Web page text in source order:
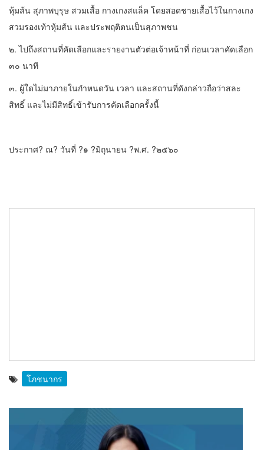
หุ้มส้น สุภาพบุรุษ สวมเสื้อ กางเกงสแล็ค โดยสอดชายเสื้อไว้ในกางเกง
สวมรองเท้าหุ้มส้น และประพฤติตนเป็นสุภาพชน
๒. ไปถึงสถานที่คัดเลือกและรายงานตัวต่อเจ้าหน้าที่ ก่อนเวลาคัดเลือก
๓๐ นาที
๓. ผู้ใดไม่มาภายในกำหนดวัน เวลา และสถานที่ดังกล่าวถือว่าสละ
สิทธิ์ และไม่มีสิทธิ์เข้ารับการคัดเลือกครั้งนี้
ประกาศ? ณ? วันที่ ?๑ ?มิถุนายน ?พ.ศ. ?๒๕๖๐
โภชนากร